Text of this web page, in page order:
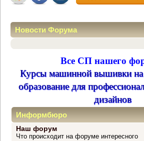
Новости Форума
Все СП нашего
Курсы машинной вышивки
образование для
дизайнов
Информбюро
Наш форум
Что происходит на форуме интересного